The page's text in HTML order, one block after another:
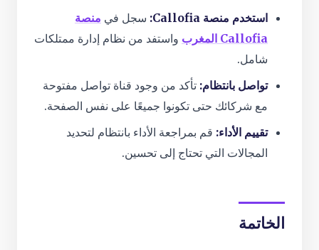
استخدم منصة Callofia:
سجل في منصة
Callofia المغرب
واستفد من نظام إدارة ممتلكات
شامل.
تواصل بانتظام: تأكد من وجود قناة تواصل مفتوحة
مع شركائك حتى تكونوا جميعًا على نفس الصفحة.
تقييم الأداء: قم بمراجعة الأداء بانتظام لتحديد
المجالات التي تحتاج إلى تحسين.
الخاتمة